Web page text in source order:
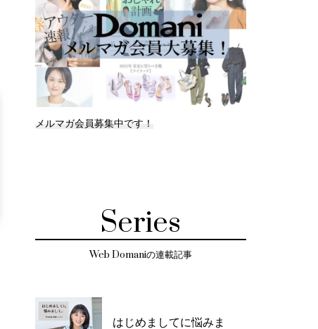
メルマガ会員募集中です！
Series
Web Domaniの連載記事
はじめましてに悩みま